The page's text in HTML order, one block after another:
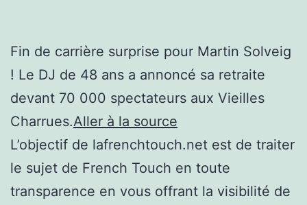
Fin de carrière surprise pour Martin Solveig
! Le DJ de 48 ans a annoncé sa retraite
devant 70 000 spectateurs aux Vieilles
Charrues.Aller à la source
L’objectif de lafrenchtouch.net est de traiter
le sujet de French Touch en toute
transparence en vous offrant la visibilité de